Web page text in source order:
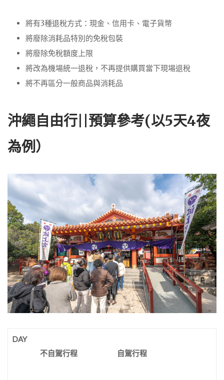
將有3種退稅方式：現金、信用卡、電子貨幣
將廢除消耗品特別的免稅包裝
將廢除免稅額度上限
將改為機場統一退稅，不再提供購買當下現場退稅
將不再區分一般商品與消耗品
沖繩自由行||預算參考(以5天4夜
為例）
DAY
不自駕行程
自駕行程